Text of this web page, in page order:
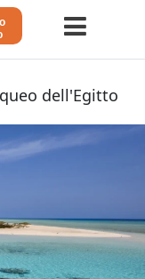
dell'Egitto